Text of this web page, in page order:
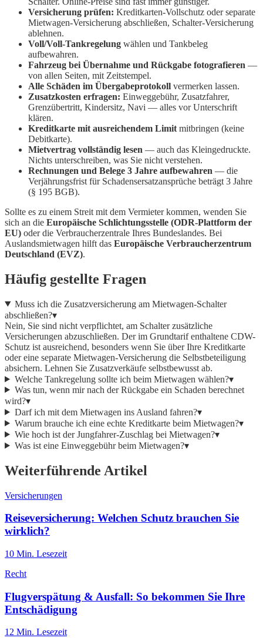
Versicherung prüfen: Kreditkarten-Vollschutz oder separate
Mietwagen-Versicherung abschließen, Schalter-Versicherung
ablehnen.
Voll/Voll-Tankregelung wählen und Tankbeleg
aufbewahren.
Fahrzeug bei Übernahme und Rückgabe fotografieren —
von allen Seiten, mit Zeitstempel.
Alle Schäden im Übergabeprotokoll vermerken lassen.
Zusatzkosten erfragen: Einweggebühr, Zusatzfahrer,
Grenzübertritt, Kindersitz, Navi — alles vor Unterschrift
klären.
Kreditkarte mit ausreichendem Limit mitbringen (keine
Debitkarte).
Mietvertrag vollständig lesen — auch das Kleingedruckte.
Nichts unterschreiben, was Sie nicht verstehen.
Rechnungen und Belege 3 Jahre aufbewahren — die
Verjährungsfrist für Schadensersatzansprüche beträgt 3 Jahre
(§ 195 BGB).
Sollte es zu einem Streit mit dem Vermieter kommen, wenden Sie
sich an die Europäische Schlichtungsstelle (ODR-Plattform der
EU) oder die Verbraucherzentrale Ihres Bundeslandes. Bei
Auslandsmietwagen hilft das Europäische Verbraucherzentrum
Deutschland (EVZ).
Häufig gestellte Fragen
Muss ich die Zusatzversicherung am Mietwagen-Schalter
abschließen?▾
Nein, Sie sind nicht verpflichtet, am Schalter zusätzliche
Versicherungen abzuschließen. Der im Grundtarif enthaltene CDW-
Schutz ist ausreichend, besonders wenn Sie über Ihre Kreditkarte
oder eine separate Mietwagen-Versicherung die Selbstbeteiligung
absichern. Lehnen Sie Zusatzverkäufe selbstbewusst ab.
Welche Tankregelung sollte ich beim Mietwagen wählen?▾
Was tun, wenn mir nach der Rückgabe ein Schaden berechnet
wird?▾
Darf ich mit dem Mietwagen ins Ausland fahren?▾
Warum brauche ich eine echte Kreditkarte beim Mietwagen?▾
Wie hoch ist der Jungfahrer-Zuschlag bei Mietwagen?▾
Was ist eine Einweggebühr beim Mietwagen?▾
Weiterführende Artikel
Versicherungen
Reiseversicherung: Welchen Schutz brauchen Sie
wirklich?
10 Min. Lesezeit
Recht
Flugverspätung & Ausfall: So bekommen Sie Ihre
Entschädigung
12 Min. Lesezeit